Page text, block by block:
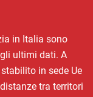
in Italia sono
ultimi dati. A
in sede Ue
tra territori